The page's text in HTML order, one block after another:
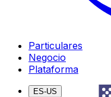
Particulares
Negocio
Plataforma
ES-US